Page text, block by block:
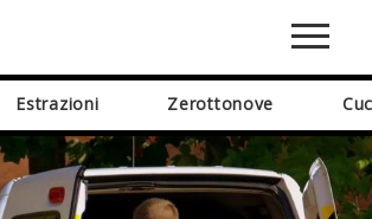
Estrazioni Zerottonove